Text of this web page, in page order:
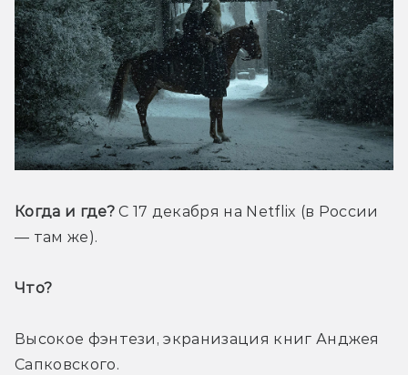
Когда и где? С 17 декабря на Netflix (в России
— там же).
Что?
Высокое фэнтези, экранизация книг Анджея
Сапковского.